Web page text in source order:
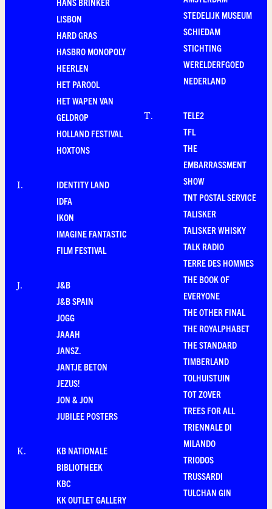
LISBON
HARD GRAS
HASBRO MONOPOLY
HEERLEN
HET PAROOL
HET WAPEN VAN
GELDROP
HOLLAND FESTIVAL
HOXTONS
I.
IDENTITY LAND
IDFA
IKON
IMAGINE FANTASTIC
FILM FESTIVAL
J.
J&B
J&B SPAIN
JOGG
JAAAH
JANSZ.
JANTJE BETON
JEZUS!
JON & JON
JUBILEE POSTERS
K.
KB NATIONALE
BIBLIOTHEEK
KBC
KK OUTLET GALLERY
STEDELIJK MUSEUM
SCHIEDAM
STICHTING
WERELDERFGOED
NEDERLAND
T.
TELE2
TFL
THE
EMBARRASSMENT
SHOW
TNT POSTAL SERVICE
TALISKER
TALISKER WHISKY
TALK RADIO
TERRE DES HOMMES
THE BOOK OF
EVERYONE
THE OTHER FINAL
THE ROYALPHABET
THE STANDARD
TIMBERLAND
TOLHUISTUIN
TOT ZOVER
TREES FOR ALL
TRIENNALE DI
MILANDO
TRIODOS
TRUSSARDI
TULCHAN GIN